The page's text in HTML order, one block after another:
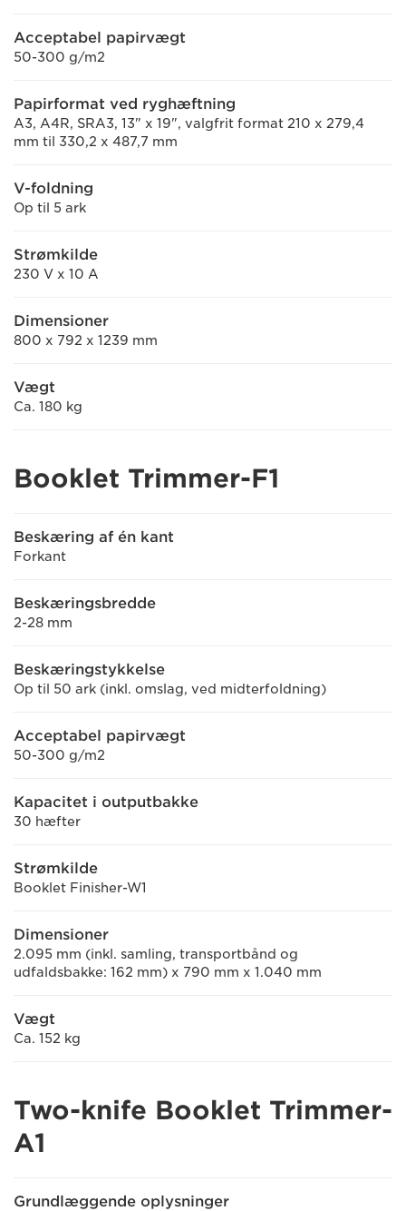
Acceptabel papirvægt
50-300 g/m2
Papirformat ved ryghæftning
A3, A4R, SRA3, 13" x 19", valgfrit format 210 x 279,4
mm til 330,2 x 487,7 mm
V-foldning
Op til 5 ark
Strømkilde
230 V x 10 A
Dimensioner
800 x 792 x 1239 mm
Vægt
Ca. 180 kg
Booklet Trimmer-F1
Beskæring af én kant
Forkant
Beskæringsbredde
2-28 mm
Beskæringstykkelse
Op til 50 ark (inkl. omslag, ved midterfoldning)
Acceptabel papirvægt
50-300 g/m2
Kapacitet i outputbakke
30 hæfter
Strømkilde
Booklet Finisher-W1
Dimensioner
2.095 mm (inkl. samling, transportbånd og
udfaldsbakke: 162 mm) x 790 mm x 1.040 mm
Vægt
Ca. 152 kg
Two-knife Booklet Trimmer-
A1
Grundlæggende oplysninger